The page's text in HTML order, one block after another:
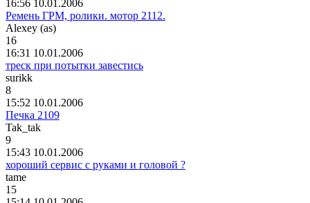
16:56 10.01.2006
Ремень ГРМ, ролики. мотор 2112.
Alexey (as)
16
16:31 10.01.2006
треск при потытки завестись
surikk
8
15:52 10.01.2006
Печка 2109
Tak_tak
9
15:43 10.01.2006
хороший сервис с руками и головой ?
tame
15